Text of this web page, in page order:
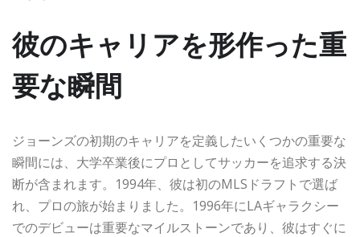
彼のキャリアを形作った重
要な瞬間
ジョーンズの初期のキャリアを定義したいくつかの重要な
瞬間には、大学卒業後にプロとしてサッカーを追求する決
断が含まれます。1994年、彼は初のMLSドラフトで選ば
れ、プロの旅が始まりました。1996年にLAギャラクシー
でのデビューは重要なマイルストーンであり、彼はすぐに